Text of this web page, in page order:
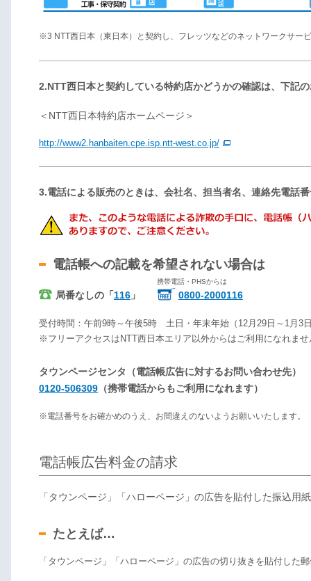
※3 NTT西日本（東日本）と契約し、フレッツなどのネットワークサー
2.NTT西日本と契約している特約店かどうかの確認は、下記
＜NTT西日本特約店ホームページ＞
http://www2.hanbaiten.cpe.isp.ntt-west.co.jp/
3.電話による販売のときは、会社名、担当者名、連絡先電話
電話帳への記載を希望されない場合は
局番なしの「 116 」
携帯電話・PHSからは
0800-2000116
受付時間：午前9時～午後5時 土日・年末年始（12月29日～1月3
※フリーアクセスはNTT西日本エリア以外からはご利用になれませ
タウンページセンタ（電話帳広告に対するお問い合わせ先）
0120-506309 （携帯電話からもご利用になれます）
※電話番号をお確かめのうえ、お間違えのないようお願いいたします。
電話帳広告料金の請求
「タウンページ」「ハローページ」の広告を貼付した振込用
たとえば…
「タウンページ」「ハローページ」の広告の切り抜きを貼付した